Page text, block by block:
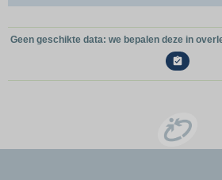
Geen geschikte data: we bepalen deze in
